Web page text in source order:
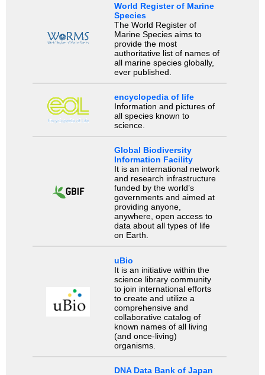
World Register of Marine
Species
The World Register of
Marine Species aims to
provide the most
authoritative list of names of
all marine species globally,
ever published.
encyclopedia of life
Information and pictures of
all species known to
science.
Global Biodiversity
Information Facility
It is an international network
and research infrastructure
funded by the world’s
governments and aimed at
providing anyone,
anywhere, open access to
data about all types of life
on Earth.
uBio
It is an initiative within the
science library community
to join international efforts
to create and utilize a
comprehensive and
collaborative catalog of
known names of all living
(and once-living)
organisms.
DNA Data Bank of Japan